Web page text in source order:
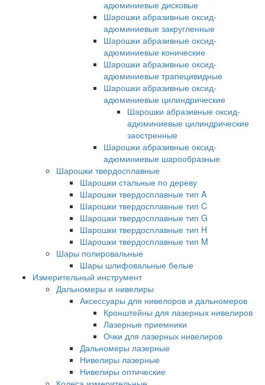
адюминиевые дисковые
Шарошки абразивные оксид-
адюминиевые закругленные
Шарошки абразивные оксид-
адюминиевые конические
Шарошки абразивные оксид-
адюминиевые трапецивидные
Шарошки абразивные оксид-
адюминиевые цилиндрические
Шарошки абразивные оксид-
адюминиевые цилиндрические
заостренные
Шарошки абразивные оксид-
адюминиевые шарообразные
Шарошки твердосплавные
Шарошки стальные по дереву
Шарошки твердосплавные тип A
Шарошки твердосплавные тип C
Шарошки твердосплавные тип G
Шарошки твердосплавные тип H
Шарошки твердосплавные тип M
Шары полировальные
Шары шлифовальные белые
Измерительный инструмент
Дальномеры и нивелиры
Аксессуары для нивелоров и дальномеров
Кронштейны для лазерных нивелиров
Лазерные приемники
Очки для лазерных нивелиров
Дальномеры лазерные
Нивелиры лазерные
Нивелиры оптические